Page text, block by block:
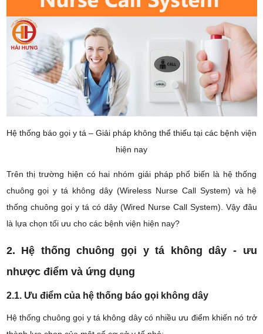
Hệ thống báo gọi y tá – Giải pháp không thể thiếu tại các bệnh viện
hiện nay
Trên thị trường hiện có hai nhóm giải pháp phổ biến là hệ thống
chuông gọi y tá không dây (Wireless Nurse Call System) và hệ
thống chuông gọi y tá có dây (Wired Nurse Call System). Vậy đâu
là lựa chọn tối ưu cho các bệnh viện hiện nay?
2. Hệ thống chuông gọi y tá không dây - ưu
nhược điểm và ứng dụng
2.1. Ưu điểm của hệ thống báo gọi không dây
Hệ thống chuông gọi y tá không dây có nhiều ưu điểm khiến nó trở